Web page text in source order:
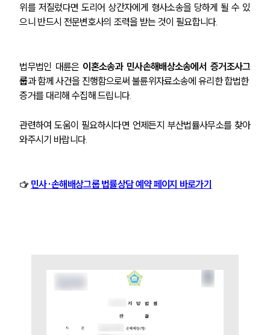
그룹소개
그룹소개
오시는 길
AI대륜
법률지식인
고객후기
업무분야
위를 저질렀다면 도리어 상간자에게 형사소송을 당하게 될 수 있
으니 반드시 전문변호사의 조력을 받는 것이 필요합니다.
법무법인 대륜은 이혼소송과 민사손해배상소송에서 증거조사그
룹과 함께 사건을 진행함으로써 불륜위자료소송에 유리한 합법한
증거를 대리해 수집해 드립니다.
관련하여 도움이 필요하시다면 언제든지 부산법률사무소를 찾아
와주시기 바랍니다.
☞ 민사·손해배상그룹 법률상담 예약 페이지 바로가기